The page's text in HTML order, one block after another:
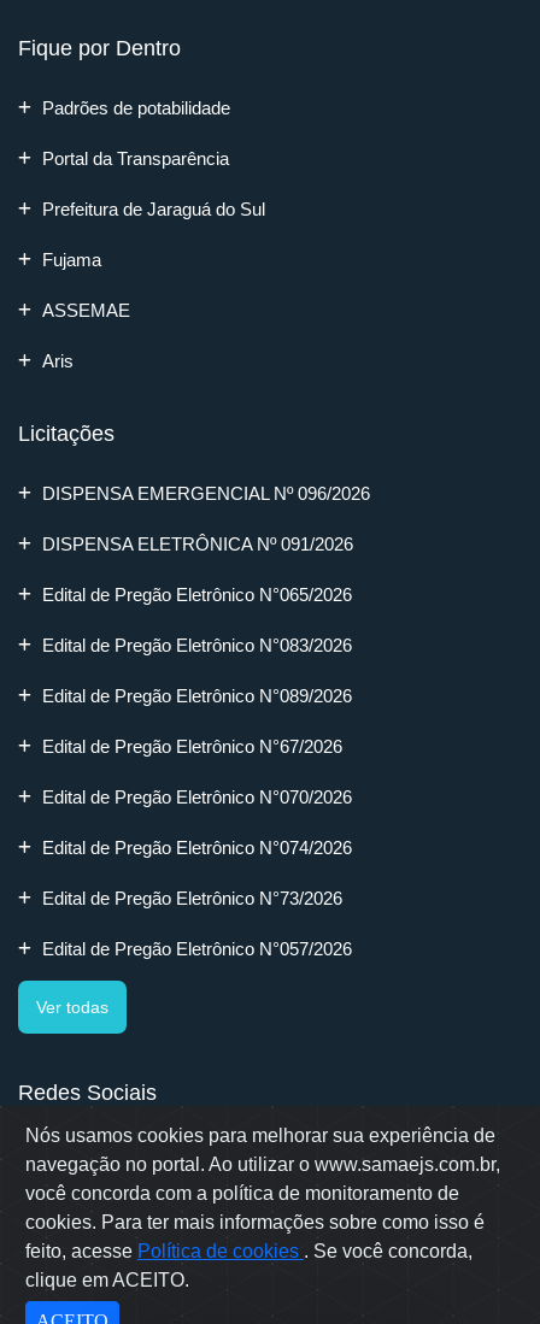
Nós usamos cookies para melhorar sua experiência de
navegação no portal. Ao utilizar o www.samaejs.com.br,
você concorda com a política de monitoramento de
cookies. Para ter mais informações sobre como isso é
feito, acesse Política de cookies . Se você concorda,
clique em ACEITO.
Fique por Dentro
Padrões de potabilidade
Portal da Transparência
Prefeitura de Jaraguá do Sul
Fujama
ASSEMAE
Aris
Licitações
DISPENSA EMERGENCIAL Nº 096/2026
DISPENSA ELETRÔNICA Nº 091/2026
Edital de Pregão Eletrônico N°065/2026
Edital de Pregão Eletrônico N°083/2026
Edital de Pregão Eletrônico N°089/2026
Edital de Pregão Eletrônico N°67/2026
Edital de Pregão Eletrônico N°070/2026
Edital de Pregão Eletrônico N°074/2026
Edital de Pregão Eletrônico N°73/2026
Edital de Pregão Eletrônico N°057/2026
Ver todas
Redes Sociais
Rua Erwino Menegotti, 478 - Bairro Água Verde - Jaraguá do Sul
- SC
Samae © 2022 - Todos os direitos reservados
Desenvolvido por: OWL Mídia Agência Digital